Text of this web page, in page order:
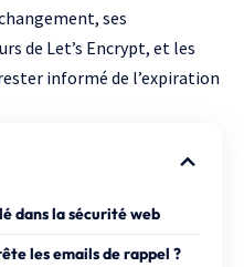
ses
de Let’s Encrypt, et les
informé de l’expiration
dans la sécurité web
les emails de rappel ?